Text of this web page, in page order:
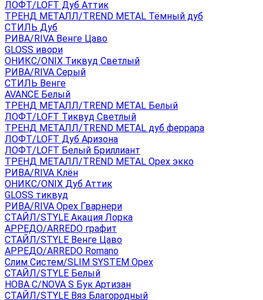
ЛОФТ/LOFT Дуб Аттик
ТРЕНД МЕТАЛЛ/TREND METAL Тёмный дуб
СТИЛЬ Дуб
РИВА/RIVA Венге Цаво
GLOSS ивори
ОНИКС/ONIX Тиквуд Светлый
РИВА/RIVA Серый
СТИЛЬ Венге
AVANСE Белый
ТРЕНД МЕТАЛЛ/TREND METAL Белый
ЛОФТ/LOFT Тиквуд Светлый
ТРЕНД МЕТАЛЛ/TREND METAL дуб феррара
ЛОФТ/LOFT Дуб Аризона
ЛОФТ/LOFT Белый Бриллиант
ТРЕНД МЕТАЛЛ/TREND METAL Орех экко
РИВА/RIVA Клён
ОНИКС/ONIX Дуб Аттик
GLOSS тиквуд
РИВА/RIVA Орех Гварнери
СТАЙЛ/STYLE Акация Лорка
АРРЕДО/ARREDO графит
СТАЙЛ/STYLE Венге Цаво
АРРЕДО/ARREDO Romano
Слим Систем/SLIM SYSTEM Орех
СТАЙЛ/STYLE Белый
НОВА С/NOVA S Бук Артизан
СТАЙЛ/STYLE Вяз Благородный